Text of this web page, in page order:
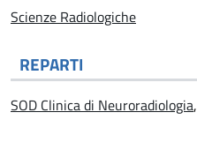
Scienze Radiologiche
REPARTI
SOD Clinica di Neuroradiologia,